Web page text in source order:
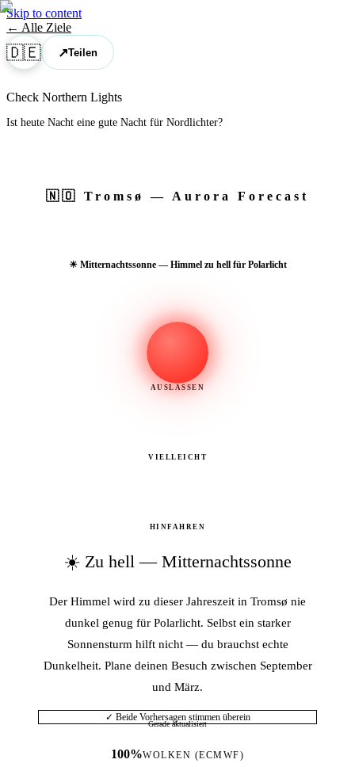
Skip to content
← Alle Ziele
🇩🇪 ↗Teilen
Check Northern Lights
Ist heute Nacht eine gute Nacht für Nordlichter?
🇳🇴 Tromsø — Aurora Forecast
☀ Mitternachtssonne — Himmel zu hell für Polarlicht
AUSLASSEN
VIELLEICHT
HINFAHREN
☀️ Zu hell — Mitternachtssonne
Der Himmel wird zu dieser Jahreszeit in Tromsø nie
dunkel genug für Polarlicht. Selbst ein starker
Sonnensturm hilft nicht — du brauchst echte
Dunkelheit. Plane deinen Besuch zwischen September
und März.
✓ Beide Vorhersagen stimmen überein
Gerade aktualisiert
100%WOLKEN (ECMWF)